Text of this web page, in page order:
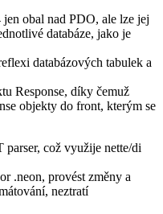
jen obal nad PDO, ale lze jej
databáze, jako je
databázových tabulek a
Response, díky čemuž
objekty do front, kterým se
parser, což využije nette/di
.neon, provést změny a
neztratí